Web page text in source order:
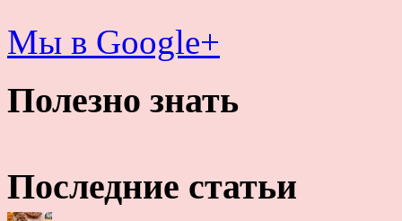
Мы в Google+
Полезно знать
Последние статьи